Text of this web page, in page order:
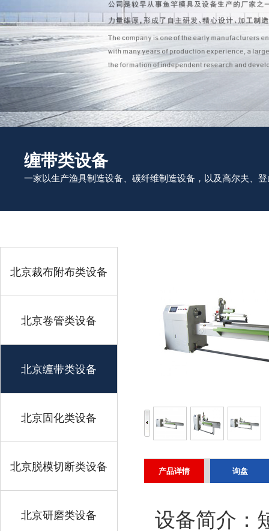
缠带类设备
一家以生产渔具制造设备、碳纤维制造设备，以及高尔夫、
北京裁布附布类设备
北京卷管类设备
北京缠带类设备
北京固化类设备
北京脱模切断类设备
北京研磨类设备
产品详情 询盘
设备简介：